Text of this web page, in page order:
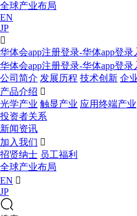
全球产业布局
EN
JP

华体会app注册登录-华体app登录
华体会app注册登录-华体app登录
公司简介 发展历程 技术创新 企
产品介绍 
光学产业 触显产业 应用终端产业
投资者关系
新闻资讯
加入我们 
招贤纳士 员工福利
全球产业布局
EN 
JP